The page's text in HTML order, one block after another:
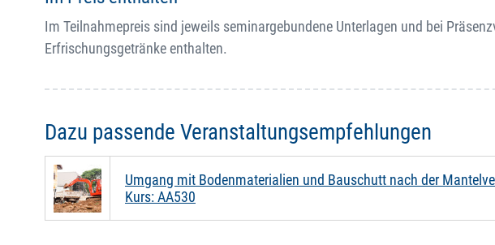
Im Teilnahmepreis sind jeweils seminargebundene Unterlagen und bei
Erfrischungsgetränke enthalten.
Dazu passende Veranstaltungsempfehlungen
Umgang mit Bodenmaterialien und Bauschutt nach der
Kurs: AA530